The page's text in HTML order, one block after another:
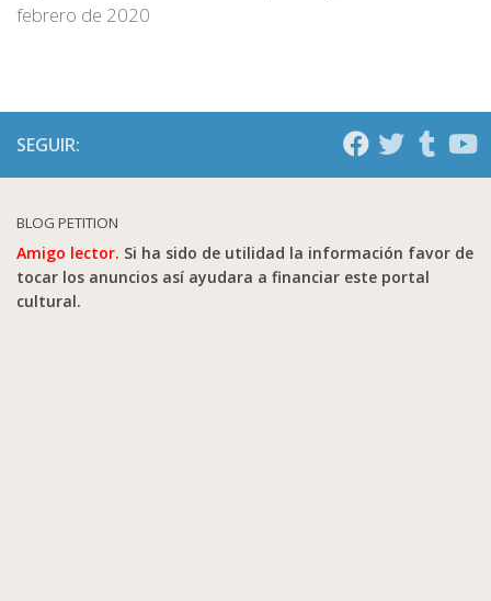
febrero de 2020
SEGUIR:
BLOG PETITION
Amigo lector. Si ha sido de utilidad la información favor de
tocar los anuncios así ayudara a financiar este portal
cultural.